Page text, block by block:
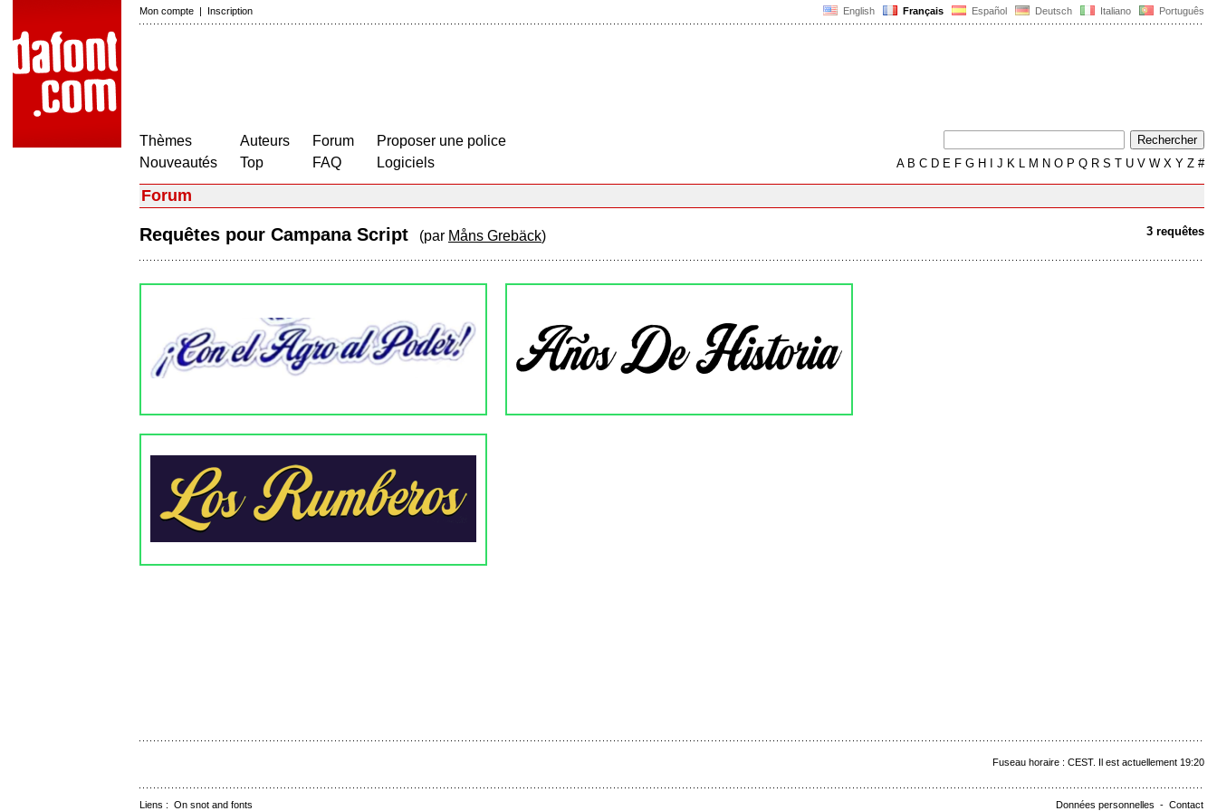
English Français Español Deutsch Italiano Português
Mon compte | Inscription
Thèmes
Nouveautés
Auteurs
Top
Forum
FAQ
Proposer une police
Logiciels
AB C D E F G H J K L M N O P Q R S T U V W X Y Z #
Forum
3 requêtes
Requêtes pour Campana Script (par Måns Grebäck)
Fuseau horaire : CEST. Il est actuellement 19:20
Données personnelles - Contact
Liens : On snot and fonts